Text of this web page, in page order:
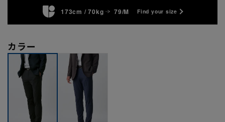
173cm / 70kg 79/M Find your size
カラー